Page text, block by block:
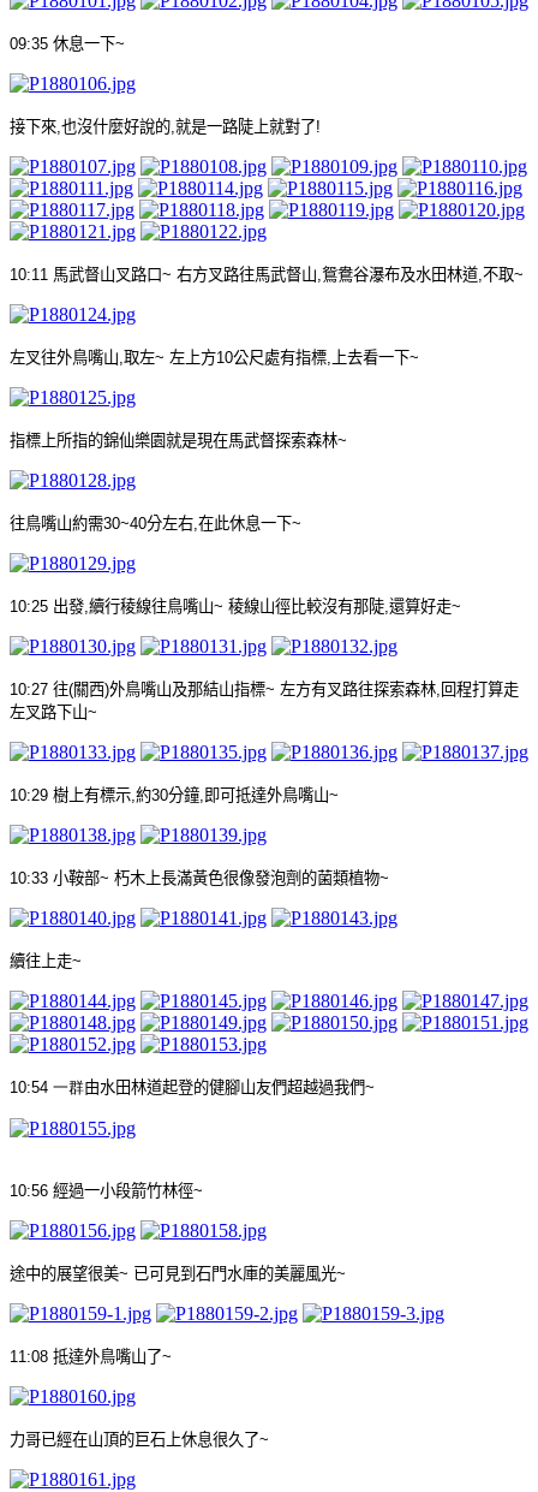
09:35 休息一下~
接下來 也沒什麼好說的 就是一路陡上就對了!
10:11 馬武督山叉路口~ 右方叉路往馬武督山 鴛鴦谷瀑布及水田林道 不取~
左叉往外鳥嘴山 取左~ 左上方10公尺處有指標 上去看一下~
指標上所指的錦仙樂園就是現在馬武督探索森林~
往鳥嘴山約需30~40分左右 在此休息一下~
10:25 出發 續行稜線往鳥嘴山~ 稜線山徑比較沒有那陡 還算好走~
10:27 往(關西)外鳥嘴山及那結山指標~ 左方有叉路往探索森林 回程打算走
左叉路下山~
10:29 樹上有標示 約30分鐘 即可抵達外鳥嘴山~
10:33 小鞍部~ 朽木上長滿黃色很像發泡劑的菌類植物~
續往上走~
10:54 一群由水田林道起登的健腳山友們超越過我們~
10:56 經過一小段箭竹林徑~
途中的展望很美~ 已可見到石門水庫的美麗風光~
11:08 抵達外鳥嘴山了~
力哥已經在山頂的巨石上休息很久了~